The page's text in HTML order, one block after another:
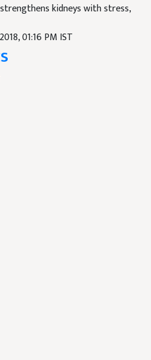
kidneys with stress,
01:16 PM IST